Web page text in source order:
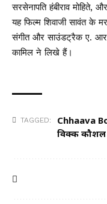
सरसेनापति हंबीराव मोहिते,
यह फिल्म शिवाजी सावंत के
संगीत और साउंडट्रैक ए. आर.
कामिल ने लिखे हैं।
TAGGED: Chhaava
विक्की कौशल